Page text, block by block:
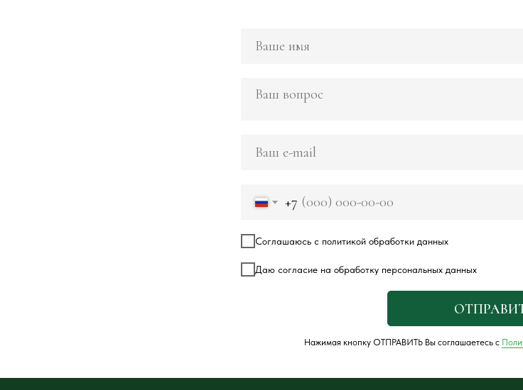
+7
Соглашаюсь с политикой обработки данных
Даю согласие на обработку персональных данных
Нажимая кнопку ОТПРАВИТЬ Вы соглашаетесь с